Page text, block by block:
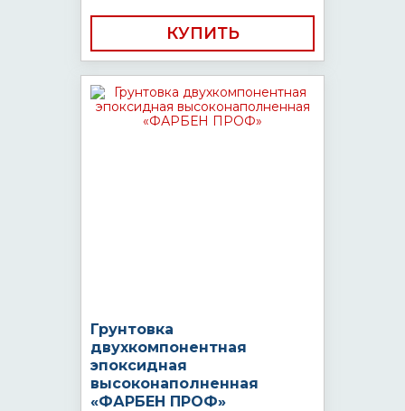
КУПИТЬ
Грунтовка
двухкомпонентная
эпоксидная
высоконаполненная
«ФАРБЕН ПРОФ»